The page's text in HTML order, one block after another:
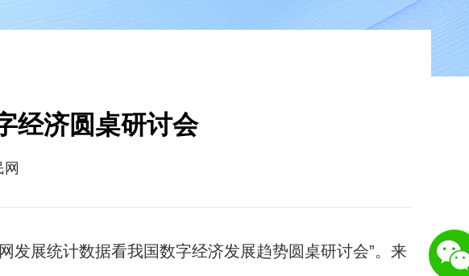
经济圆桌研讨会
展统计数据看我国数字经济发展趋势圆桌研讨会”。来